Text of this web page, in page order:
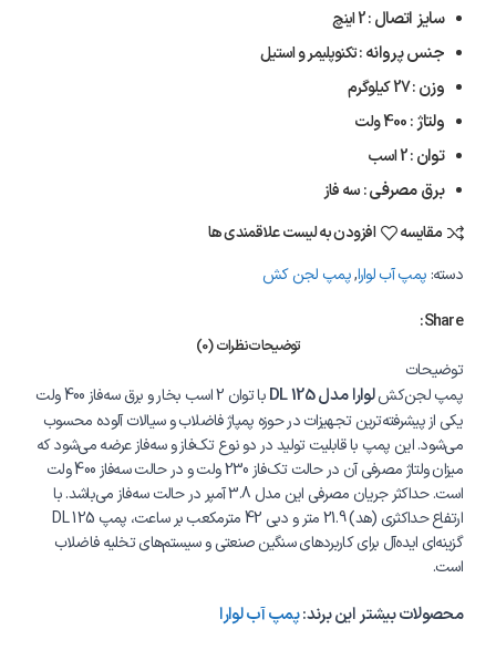
سایز اتصال: 2 اینچ
جنس پروانه: تکنوپلیمر و استیل
وزن: 27 کیلوگرم
ولتاژ: 400 ولت
توان: 2 اسب
برق مصرفی: سه فاز
مقایسه
افزودن به لیست علاقمندی ها
دسته: پمپ آب لوارا,پمپ لجن کش
Share:
توضیحاتنظرات (0)
توضیحات
پمپ لجن‌کشلوارا مدل DL 125
با توان 2 اسب بخار و برق سه‌فاز 400 ولت
یکی از پیشرفته‌ترین تجهیزات در حوزه پمپاژ فاضلاب و سیالات آلوده محسوب
می‌شود. این پمپ با قابلیت تولید در دو نوع تک‌فاز و سه‌فاز عرضه می‌شود که
میزان ولتاژ مصرفی آن در حالت تک‌فاز 230 ولت و در حالت سه‌فاز 400 ولت
است. حداکثر جریان مصرفی این مدل 3.8 آمپر در حالت سه‌فاز می‌باشد. با
ارتفاع حداکثری (هد) 21.9 متر و دبی 42 مترمکعب بر ساعت، پمپ DL 125
گزینه‌ای ایده‌آل برای کاربردهای سنگین صنعتی و سیستم‌های تخلیه فاضلاب
است.
محصولات بیشتر این برند:پمپ آب لوارا